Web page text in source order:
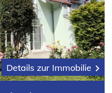
Details zur Immobilie